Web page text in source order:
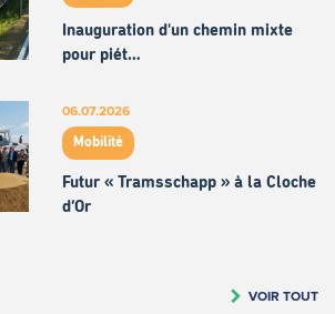
Inauguration d'un chemin mixte
pour piét…
06.07.2026
Mobilité
Futur « Tramsschapp » à la Cloche
d’Or
VOIR TOUT